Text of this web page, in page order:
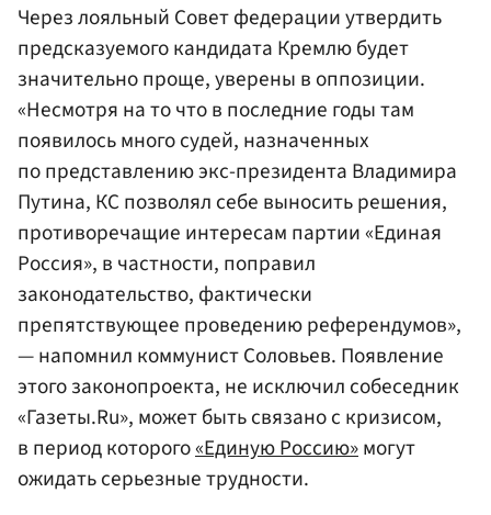
Через лояльный Совет федерации утвердить
предсказуемого кандидата Кремлю будет
значительно проще, уверены в оппозиции.
«Несмотря на то что в последние годы там
появилось много судей, назначенных
по представлению экс-президента Владимира
Путина, КС позволял себе выносить решения,
противоречащие интересам партии «Единая
Россия», в частности, поправил
законодательство, фактически
препятствующее проведению референдумов»,
— напомнил коммунист Соловьев. Появление
этого законопроекта, не исключил собеседник
«Газеты.Ru», может быть связано с кризисом,
в период которого«Единую Россию»могут
ожидать серьезные трудности.